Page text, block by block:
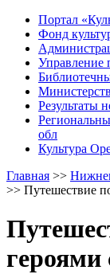
Портал
Фонд
Управление
Результаты
обл
Культура
Главная >>
>> Путешествие
героями